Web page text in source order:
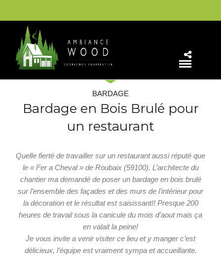
BARDAGE
Bardage en Bois Brulé pour
un restaurant
Quelle fierté de travailler sur un restaurant aussi réputé que
le « Fer a Cheval » de Roubaix (59100). L’architecte du
chantier ma demandé de poser un bardage en bois brulé
sur l’ensemble des façades et des murs de l’intérieur pour
la décoration et le résultat est saisissant!! Presque 200
heures de travail sous la canicule du mois d’aout mais ça
en valait la peine!
Je vous invite a venir visiter ce lieu et y manger c’est
délicieux, l’équipe est vraiment sympa et accueillante.